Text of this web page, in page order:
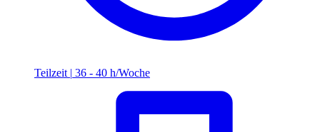
Teilzeit | 36 - 40 h/Woche